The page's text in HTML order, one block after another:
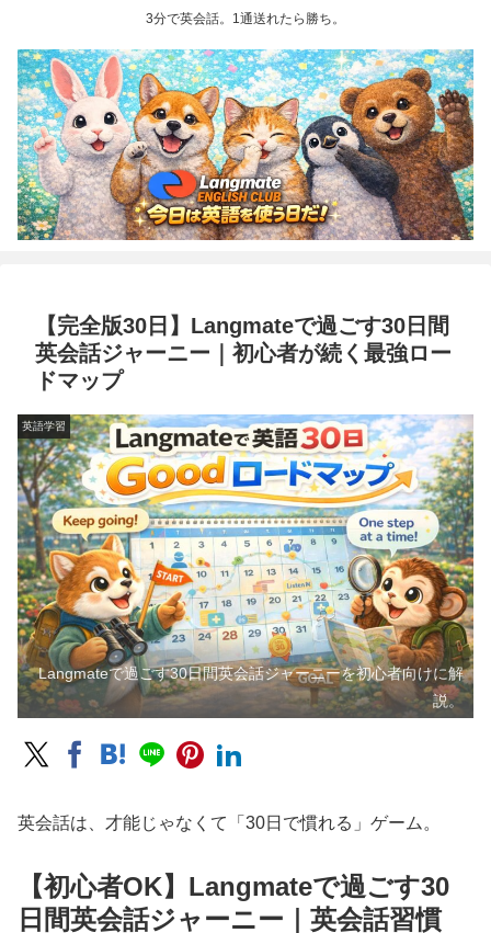
3分で英会話。1通送れたら勝ち。
【完全版30日】Langmateで過ごす30日間
英会話ジャーニー｜初心者が続く最強ロー
ドマップ
英語学習
Langmateで過ごす30日間英会話ジャーニーを初心者向けに解
説。
英会話は、才能じゃなくて「30日で慣れる」ゲーム。
【初心者OK】Langmateで過ごす30
日間英会話ジャーニー｜英会話習慣